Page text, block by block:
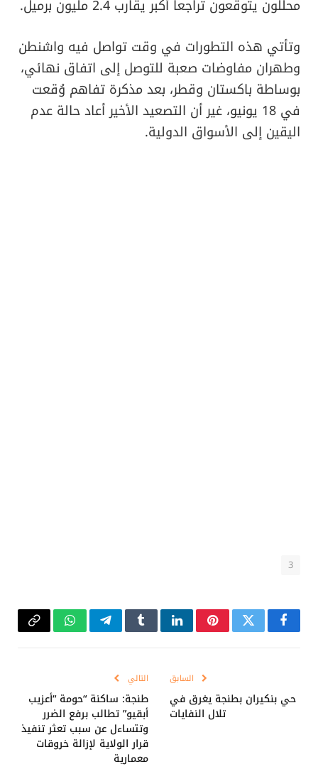
محللون يتوقعون تراجعا أكبر يقارب 2.4 مليون برميل.
وتأتي هذه التطورات في وقت تواصل فيه واشنطن
وطهران مفاوضات صعبة للتوصل إلى اتفاق نهائي،
بوساطة باكستان وقطر، بعد مذكرة تفاهم وُقعت
في 18 يونيو، غير أن التصعيد الأخير أعاد حالة عدم
اليقين إلى الأسواق الدولية.
3
فيسبوكتويتر بينتيريستلينكدإنTumblrتيلقرامواتسابCopy
السابق
حي بنكيران بطنجة يغرق في
تلال النفايات
التالي
طنجة: ساكنة “حومة “أعزيب
أبقيو” تطالب برفع الضرر
وتتساءل عن سبب تعثر تنفيذ
قرار الولاية لإزالة خروقات
معمارية